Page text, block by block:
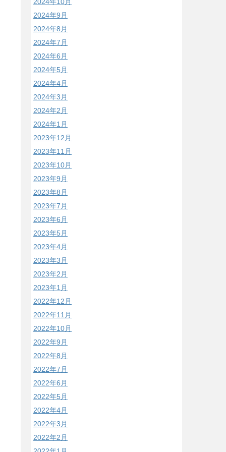
2024年9月
2024年8月
2024年7月
2024年6月
2024年5月
2024年4月
2024年3月
2024年2月
2024年1月
2023年12月
2023年11月
2023年10月
2023年9月
2023年8月
2023年7月
2023年6月
2023年5月
2023年4月
2023年3月
2023年2月
2023年1月
2022年12月
2022年11月
2022年10月
2022年9月
2022年8月
2022年7月
2022年6月
2022年5月
2022年4月
2022年3月
2022年2月